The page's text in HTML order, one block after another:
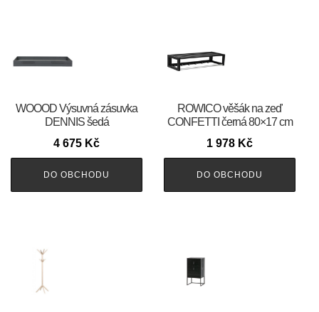
WOOOD Výsuvná zásuvka
DENNIS šedá
4 675 Kč
DO OBCHODU
ROWICO věšák na zeď
CONFETTI černá 80×17 cm
1 978 Kč
DO OBCHODU